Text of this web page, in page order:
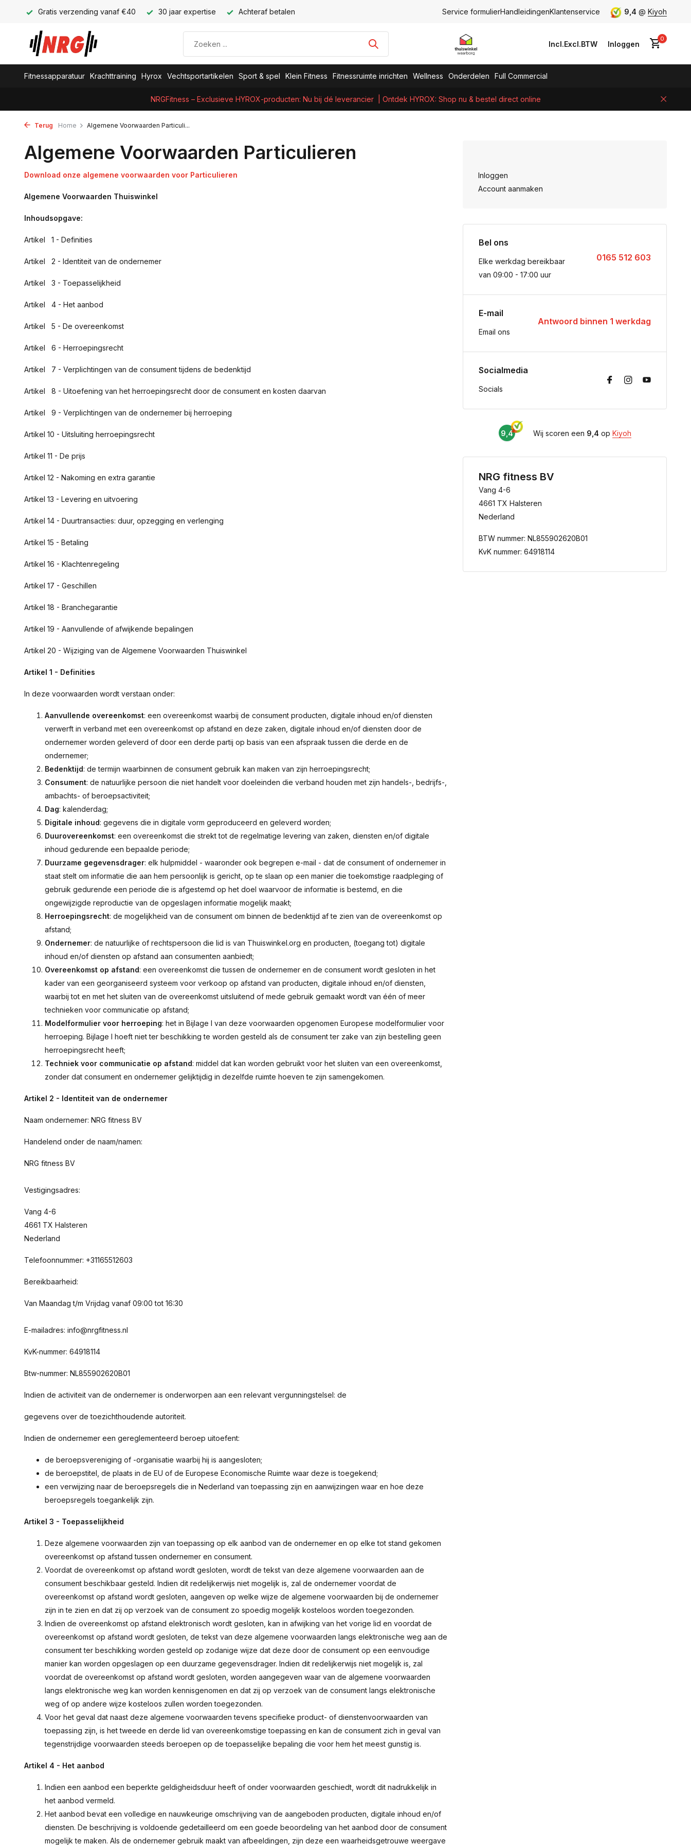
Gratis verzending vanaf €40 30 jaar expertise Achteraf betalen Service formulierHandleidingenKlantenservice 9,4 @ Kiyoh
Incl.Excl.BTW Inloggen
0
Fitnessapparatuur Krachttraining Hyrox Vechtsportartikelen Sport & spel Klein Fitness Fitnessruimte inrichten Wellness Onderdelen Full Commercial
NRGFitness – Exclusieve HYROX-producten: Nu bij dé leverancier | Ontdek HYROX: Shop nu & bestel direct online
Terug Home Algemene Voorwaarden Particuli...
Algemene Voorwaarden Particulieren
Download onze algemene voorwaarden voor Particulieren
Algemene Voorwaarden Thuiswinkel
Inhoudsopgave:
Artikel 1 - Definities
Artikel 2 - Identiteit van de ondernemer
Artikel 3 - Toepasselijkheid
Artikel 4 - Het aanbod
Artikel 5 - De overeenkomst
Artikel 6 - Herroepingsrecht
Artikel 7 - Verplichtingen van de consument tijdens de bedenktijd
Artikel 8 - Uitoefening van het herroepingsrecht door de consument en kosten daarvan
Artikel 9 - Verplichtingen van de ondernemer bij herroeping
Artikel 10 - Uitsluiting herroepingsrecht
Artikel 11 - De prijs
Artikel 12 - Nakoming en extra garantie
Artikel 13 - Levering en uitvoering
Artikel 14 - Duurtransacties: duur, opzegging en verlenging
Artikel 15 - Betaling
Artikel 16 - Klachtenregeling
Artikel 17 - Geschillen
Artikel 18 - Branchegarantie
Artikel 19 - Aanvullende of afwijkende bepalingen
Artikel 20 - Wijziging van de Algemene Voorwaarden Thuiswinkel
Artikel 1 - Definities
In deze voorwaarden wordt verstaan onder:
Aanvullende overeenkomst: een overeenkomst waarbij de consument producten, digitale inhoud en/of diensten
verwerft in verband met een overeenkomst op afstand en deze zaken, digitale inhoud en/of diensten door de
ondernemer worden geleverd of door een derde partij op basis van een afspraak tussen die derde en de
ondernemer;
Bedenktijd: de termijn waarbinnen de consument gebruik kan maken van zijn herroepingsrecht;
Consument: de natuurlijke persoon die niet handelt voor doeleinden die verband houden met zijn handels-, bedrijfs-,
ambachts- of beroepsactiviteit;
Dag: kalenderdag;
Digitale inhoud: gegevens die in digitale vorm geproduceerd en geleverd worden;
Duurovereenkomst: een overeenkomst die strekt tot de regelmatige levering van zaken, diensten en/of digitale
inhoud gedurende een bepaalde periode;
Duurzame gegevensdrager: elk hulpmiddel - waaronder ook begrepen e-mail - dat de consument of ondernemer in
staat stelt om informatie die aan hem persoonlijk is gericht, op te slaan op een manier die toekomstige raadpleging of
gebruik gedurende een periode die is afgestemd op het doel waarvoor de informatie is bestemd, en die
ongewijzigde reproductie van de opgeslagen informatie mogelijk maakt;
Herroepingsrecht: de mogelijkheid van de consument om binnen de bedenktijd af te zien van de overeenkomst op
afstand;
Ondernemer: de natuurlijke of rechtspersoon die lid is van Thuiswinkel.org en producten, (toegang tot) digitale
inhoud en/of diensten op afstand aan consumenten aanbiedt;
Overeenkomst op afstand: een overeenkomst die tussen de ondernemer en de consument wordt gesloten in het
kader van een georganiseerd systeem voor verkoop op afstand van producten, digitale inhoud en/of diensten,
waarbij tot en met het sluiten van de overeenkomst uitsluitend of mede gebruik gemaakt wordt van één of meer
technieken voor communicatie op afstand;
Modelformulier voor herroeping: het in Bijlage I van deze voorwaarden opgenomen Europese modelformulier voor
herroeping. Bijlage I hoeft niet ter beschikking te worden gesteld als de consument ter zake van zijn bestelling geen
herroepingsrecht heeft;
Techniek voor communicatie op afstand: middel dat kan worden gebruikt voor het sluiten van een overeenkomst,
zonder dat consument en ondernemer gelijktijdig in dezelfde ruimte hoeven te zijn samengekomen.
Artikel 2 - Identiteit van de ondernemer
Naam ondernemer: NRG fitness BV
Handelend onder de naam/namen:
NRG fitness BV
Vestigingsadres:
Vang 4-6
4661 TX Halsteren
Nederland
Telefoonnummer: +31165512603
Bereikbaarheid:
Van Maandag t/m Vrijdag vanaf 09:00 tot 16:30
E-mailadres: info@nrgfitness.nl
KvK-nummer: 64918114
Btw-nummer: NL855902620B01
Indien de activiteit van de ondernemer is onderworpen aan een relevant vergunningstelsel: de
gegevens over de toezichthoudende autoriteit.
Indien de ondernemer een gereglementeerd beroep uitoefent:
de beroepsvereniging of -organisatie waarbij hij is aangesloten;
de beroepstitel, de plaats in de EU of de Europese Economische Ruimte waar deze is toegekend;
een verwijzing naar de beroepsregels die in Nederland van toepassing zijn en aanwijzingen waar en hoe deze
beroepsregels toegankelijk zijn.
Artikel 3 - Toepasselijkheid
Deze algemene voorwaarden zijn van toepassing op elk aanbod van de ondernemer en op elke tot stand gekomen
overeenkomst op afstand tussen ondernemer en consument.
Voordat de overeenkomst op afstand wordt gesloten, wordt de tekst van deze algemene voorwaarden aan de
consument beschikbaar gesteld. Indien dit redelijkerwijs niet mogelijk is, zal de ondernemer voordat de
overeenkomst op afstand wordt gesloten, aangeven op welke wijze de algemene voorwaarden bij de ondernemer
zijn in te zien en dat zij op verzoek van de consument zo spoedig mogelijk kosteloos worden toegezonden.
Indien de overeenkomst op afstand elektronisch wordt gesloten, kan in afwijking van het vorige lid en voordat de
overeenkomst op afstand wordt gesloten, de tekst van deze algemene voorwaarden langs elektronische weg aan de
consument ter beschikking worden gesteld op zodanige wijze dat deze door de consument op een eenvoudige
manier kan worden opgeslagen op een duurzame gegevensdrager. Indien dit redelijkerwijs niet mogelijk is, zal
voordat de overeenkomst op afstand wordt gesloten, worden aangegeven waar van de algemene voorwaarden
langs elektronische weg kan worden kennisgenomen en dat zij op verzoek van de consument langs elektronische
weg of op andere wijze kosteloos zullen worden toegezonden.
Voor het geval dat naast deze algemene voorwaarden tevens specifieke product- of dienstenvoorwaarden van
toepassing zijn, is het tweede en derde lid van overeenkomstige toepassing en kan de consument zich in geval van
tegenstrijdige voorwaarden steeds beroepen op de toepasselijke bepaling die voor hem het meest gunstig is.
Artikel 4 - Het aanbod
Indien een aanbod een beperkte geldigheidsduur heeft of onder voorwaarden geschiedt, wordt dit nadrukkelijk in
het aanbod vermeld.
Het aanbod bevat een volledige en nauwkeurige omschrijving van de aangeboden producten, digitale inhoud en/of
diensten. De beschrijving is voldoende gedetailleerd om een goede beoordeling van het aanbod door de consument
mogelijk te maken. Als de ondernemer gebruik maakt van afbeeldingen, zijn deze een waarheidsgetrouwe weergave
Inloggen
Account aanmaken
Bel ons
Elke werkdag bereikbaar
van 09:00 - 17:00 uur
0165 512 603
E-mail
Email ons
Antwoord binnen 1 werkdag
Socialmedia
Socials
9,4 Wij scoren een 9,4 op Kiyoh
NRG fitness BV
Vang 4-6
4661 TX Halsteren
Nederland
BTW nummer: NL855902620B01
KvK nummer: 64918114